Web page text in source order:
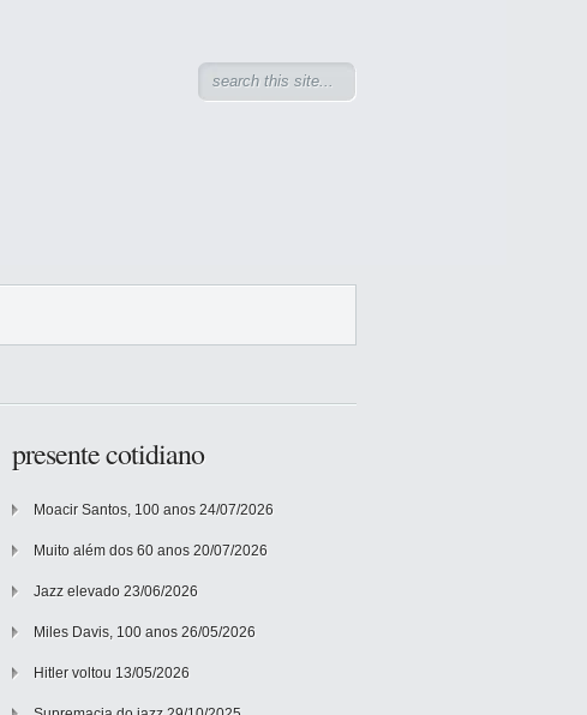
presente cotidiano
Moacir Santos, 100 anos 24/07/2026
Muito além dos 60 anos 20/07/2026
Jazz elevado 23/06/2026
Miles Davis, 100 anos 26/05/2026
Hitler voltou 13/05/2026